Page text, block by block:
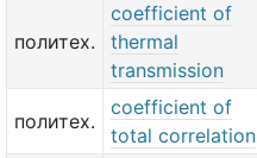
политех.
coefficient of
thermal
transmission
политех.
coefficient of
total correlation